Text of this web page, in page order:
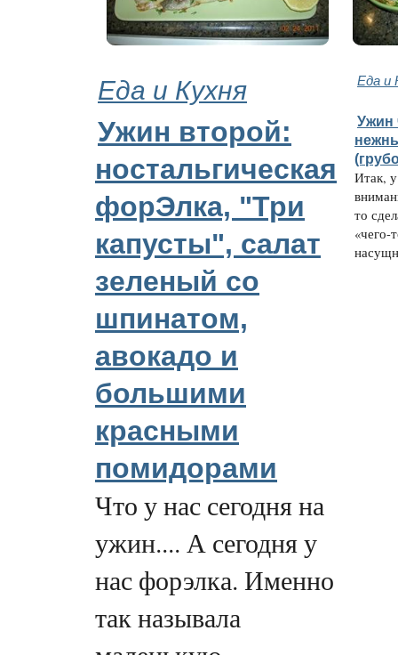
Еда и Кухня Еда и
Ужин второй:
ностальгическая
форЭлка, "Три
капусты", салат
зеленый со
шпинатом,
авокадо и
большими
красными
помидорами
Что у нас сегодня на
ужин.... А сегодня у
нас форэлка. Именно
так называла
Ужин
Итак,
то
«чего-